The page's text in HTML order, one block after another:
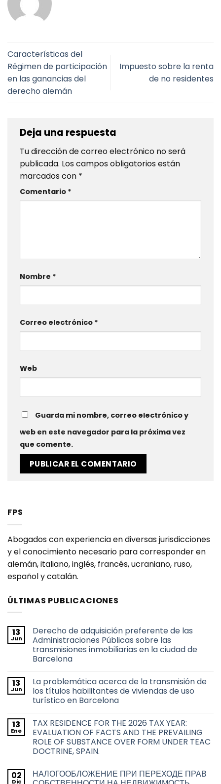
Características del
Régimen de participación
en las ganancias del
derecho alemán
Impuesto sobre la renta
de no residentes
Deja una respuesta
Tu dirección de correo electrónico no será
publicada. Los campos obligatorios están
marcados con *
Comentario *
Nombre *
Correo electrónico *
Web
Guarda mi nombre, correo electrónico y
web en este navegador para la próxima vez
que comente.
FPS
Abogados con experiencia en diversas jurisdicciones
y el conocimiento necesario para corresponder en
alemán, italiano, inglés, francés, ucraniano, ruso,
español y catalán.
ÚLTIMAS PUBLICACIONES
13
Jun
Derecho de adquisición preferente de las
Administraciones Públicas sobre las
transmisiones inmobiliarias en la ciudad de
Barcelona
comentarios
en
Derecho
de
de
las
Administraciones
Públicas
sobre
las
en
la
13
Jun
La problemática acerca de la transmisión de
los títulos habilitantes de viviendas de uso
turístico en Barcelona
comentarios
en
La
problemática
acerca
de
de
los
13
Ene
TAX RESIDENCE FOR THE 2026 TAX YEAR:
EVALUATION OF FACTS AND THE PREVAILING
ROLE OF SUBSTANCE OVER FORM UNDER TEAC
DOCTRINE, SPAIN.
comentarios
en
02
Dic
НАЛОГООБЛОЖЕНИЕ ПРИ ПЕРЕХОДЕ ПРАВ